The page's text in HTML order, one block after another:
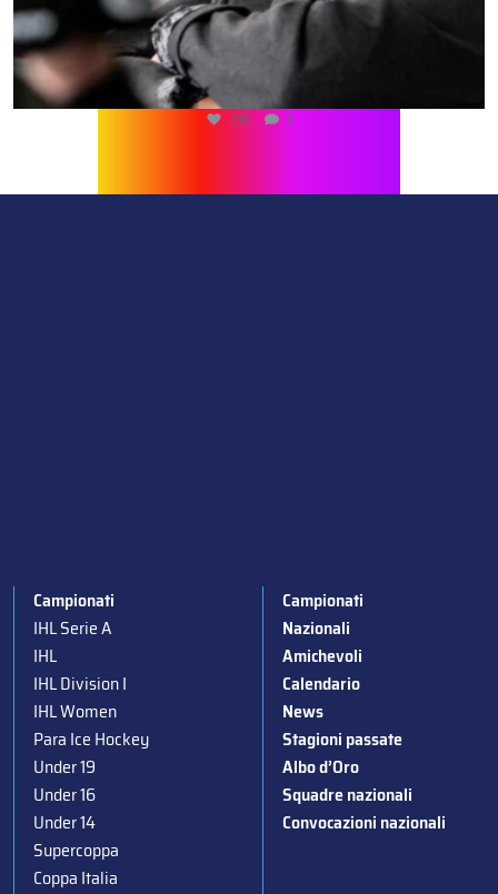
216 1
Campionati
IHL Serie A
IHL
IHL Division I
IHL Women
Para Ice Hockey
Under 19
Under 16
Under 14
Supercoppa
Coppa Italia
Campionati
Nazionali
Amichevoli
Calendario
News
Stagioni passate
Albo d’Oro
Squadre nazionali
Convocazioni nazionali